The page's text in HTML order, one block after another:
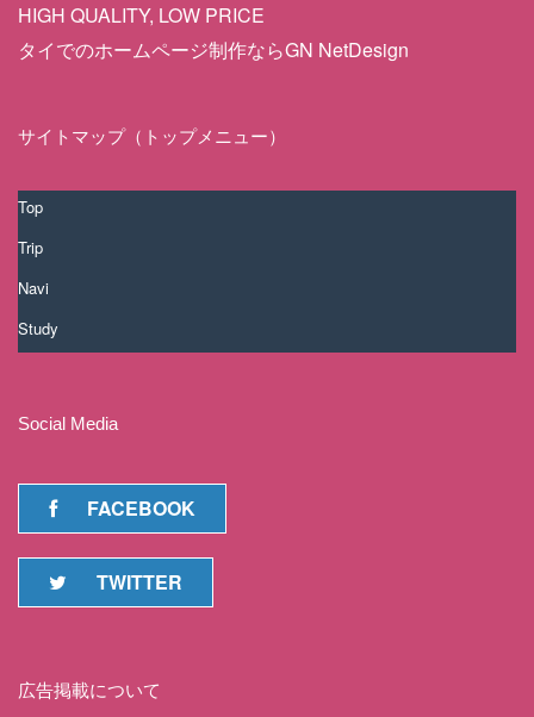
HIGH QUALITY, LOW PRICE
タイでのホームページ制作ならGN NetDesign
サイトマップ（トップメニュー）
Top
Trip
Navi
Study
Social Media
FACEBOOK
TWITTER
広告掲載について